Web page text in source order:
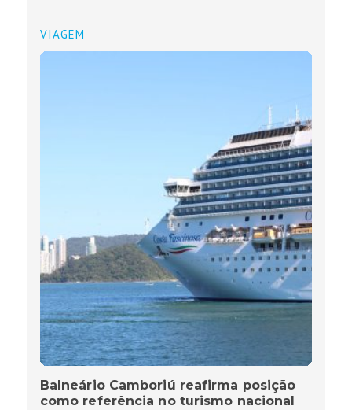
VIAGEM
Balneário Camboriú reafirma posição
como referência no turismo nacional